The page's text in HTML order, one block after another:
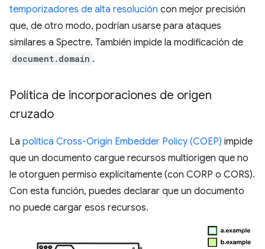
temporizadores de alta resolución con mejor precisión
que, de otro modo, podrían usarse para ataques
similares a Spectre. También impide la modificación de
document.domain .
Política de incorporaciones de origen
cruzado
La política Cross-Origin Embedder Policy (COEP) impide
que un documento cargue recursos multiorigen que no
le otorguen permiso explícitamente (con CORP o CORS).
Con esta función, puedes declarar que un documento
no puede cargar esos recursos.